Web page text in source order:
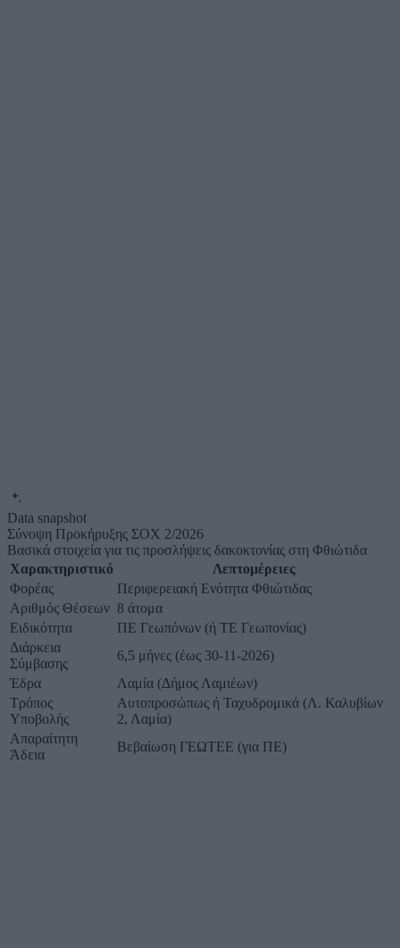
Data snapshot
Σύνοψη Προκήρυξης ΣΟΧ 2/2026
Βασικά στοιχεία για τις προσλήψεις δακοκτονίας στη Φθιώτιδα
Χαρακτηριστικό
Λεπτομέρειες
Φορέας
Περιφερειακή Ενότητα Φθιώτιδας
Αριθμός Θέσεων 8 άτομα
Ειδικότητα
ΠΕ Γεωπόνων (ή ΤΕ Γεωπονίας)
Διάρκεια
Σύμβασης
6,5 μήνες (έως 30-11-2026)
Έδρα
Λαμία (Δήμος Λαμιέων)
Τρόπος
Υποβολής
Αυτοπροσώπως ή Ταχυδρομικά (Λ. Καλυβίων
2, Λαμία)
Απαραίτητη
Άδεια
Βεβαίωση ΓΕΩΤΕΕ (για ΠΕ)